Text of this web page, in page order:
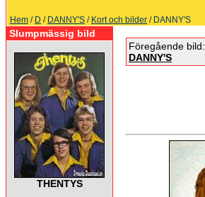
Hem / D / DANNY'S / Kort och bilder / DANNY'S
Slumpmässig bild
THENTYS
Föregående bild:
DANNY'S